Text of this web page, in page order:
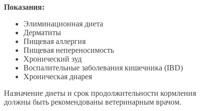
Показания:
Элиминационная диета
Дерматиты
Пищевая аллергия
Пищевая непереносимость
Хронический зуд
Воспалительные заболевания кишечника (IBD)
Хроническая диарея
Назначение диеты и срок продолжительности кормления
должны быть рекомендованы ветеринарным врачом.